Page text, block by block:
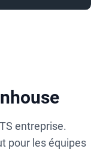
entreprise.
pour les équipes